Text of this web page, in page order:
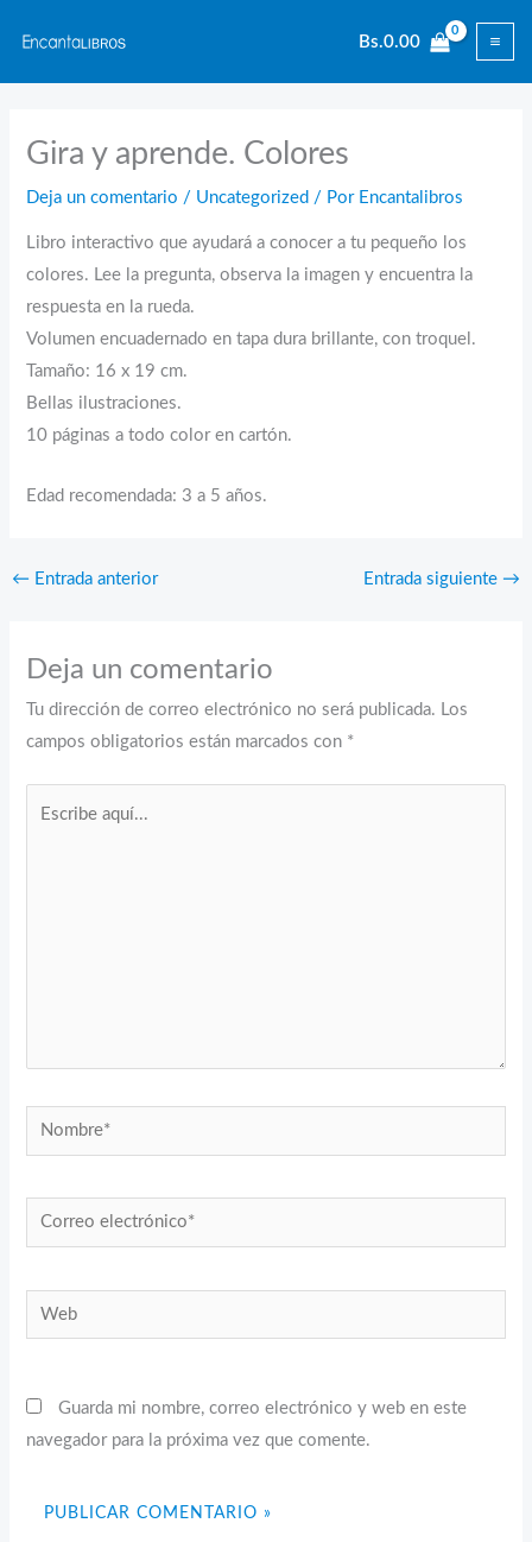
contenido
Bs.0.00
Gira y aprende. Colores
Deja un comentario / Uncategorized / Por Encantalibros
Libro interactivo que ayudará a conocer a tu pequeño los
colores. Lee la pregunta, observa la imagen y encuentra la
respuesta en la rueda.
Volumen encuadernado en tapa dura brillante, con troquel.
Tamaño: 16 x 19 cm.
Bellas ilustraciones.
10 páginas a todo color en cartón.
Edad recomendada: 3 a 5 años.
← Entrada anterior Entrada siguiente →
Deja un comentario
Tu dirección de correo electrónico no será publicada. Los
campos obligatorios están marcados con *
Nombre*
Correo
electrónico*
Web
Guarda mi nombre, correo electrónico y web en este
navegador para la próxima vez que comente.